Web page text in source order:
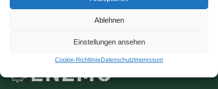
Ablehnen
Einstellungen ansehen
Cookie-Richtlinie Datenschutz Impressum